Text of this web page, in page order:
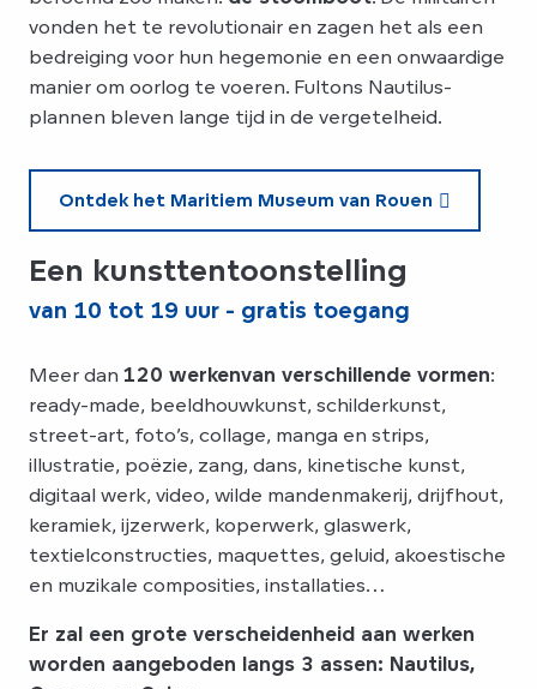
vonden het te revolutionair en zagen het als een
bedreiging voor hun hegemonie en een onwaardige
manier om oorlog te voeren. Fultons Nautilus-
plannen bleven lange tijd in de vergetelheid.
Ontdek het Maritiem Museum van Rouen
Een kunsttentoonstelling
van 10 tot 19 uur - gratis toegang
Meer dan 120 werkenvan verschillende vormen:
ready-made, beeldhouwkunst, schilderkunst,
street-art, foto’s, collage, manga en strips,
illustratie, poëzie, zang, dans, kinetische kunst,
digitaal werk, video, wilde mandenmakerij, drijfhout,
keramiek, ijzerwerk, koperwerk, glaswerk,
textielconstructies, maquettes, geluid, akoestische
en muzikale composities, installaties…
Er zal een grote verscheidenheid aan werken
worden aangeboden langs 3 assen: Nautilus,